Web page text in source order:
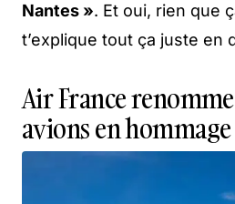
Nantes ». Et oui, rien que
t’explique tout ça juste en
Air France
avions en hommage